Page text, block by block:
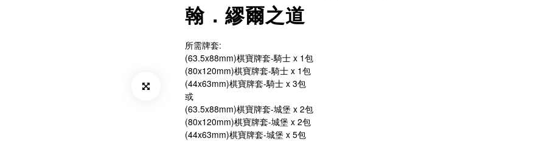
翰．繆爾之道
所需牌套:
(63.5x88mm)棋寶牌套-騎士 x 1包
(80x120mm)棋寶牌套-騎士 x 1包
(44x63mm)棋寶牌套-騎士 x 3包
或
(63.5x88mm)棋寶牌套-城堡 x 2包
(80x120mm)棋寶牌套-城堡 x 2包
(44x63mm)棋寶牌套-城堡 x 5包